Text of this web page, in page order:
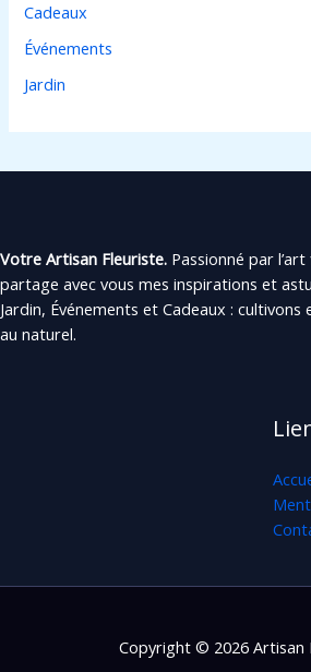
Cadeaux
Événements
Jardin
Votre Artisan Fleuriste. Passionné par
partage avec vous mes inspirations et
Jardin, Événements et Cadeaux : cultivons
au naturel.
Copyright © 2026 Artisan